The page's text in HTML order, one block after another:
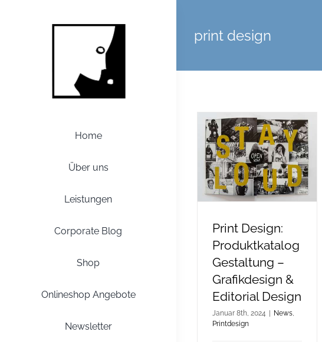
Home
Über uns
Leistungen
Corporate Blog
Shop
Onlineshop Angebote
Newsletter
print design
Print Design:
Produktkatalog
Gestaltung –
Grafikdesign & Editorial
Design
Print Design:
Produktkatalog
Gestaltung –
Grafikdesign &
Editorial Design
Januar 8th, 2024 | News
Printdesign